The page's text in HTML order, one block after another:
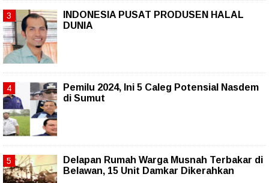
INDONESIA PUSAT PRODUSEN HALAL
DUNIA
Pemilu 2024, Ini 5 Caleg Potensial Nasdem
di Sumut
Delapan Rumah Warga Musnah Terbakar di
Belawan, 15 Unit Damkar Dikerahkan